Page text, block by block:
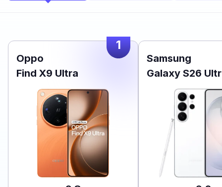
1
Oppo
Find X9 Ultra
Samsung
Galaxy S26